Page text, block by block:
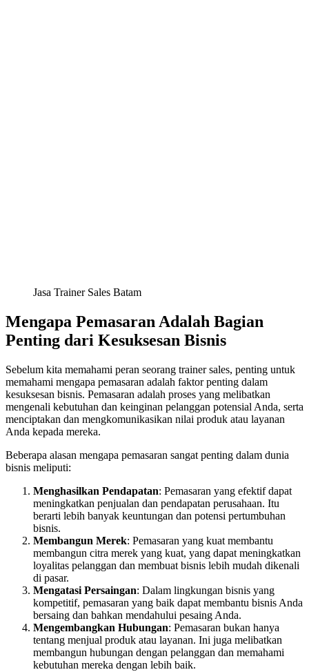
Jasa Trainer Sales Batam
Mengapa Pemasaran Adalah Bagian
Penting dari Kesuksesan Bisnis
Sebelum kita memahami peran seorang trainer sales, penting untuk
memahami mengapa pemasaran adalah faktor penting dalam
kesuksesan bisnis. Pemasaran adalah proses yang melibatkan
mengenali kebutuhan dan keinginan pelanggan potensial Anda, serta
menciptakan dan mengkomunikasikan nilai produk atau layanan
Anda kepada mereka.
Beberapa alasan mengapa pemasaran sangat penting dalam dunia
bisnis meliputi:
Menghasilkan Pendapatan: Pemasaran yang efektif dapat
meningkatkan penjualan dan pendapatan perusahaan. Itu
berarti lebih banyak keuntungan dan potensi pertumbuhan
bisnis.
Membangun Merek: Pemasaran yang kuat membantu
membangun citra merek yang kuat, yang dapat meningkatkan
loyalitas pelanggan dan membuat bisnis lebih mudah dikenali
di pasar.
Mengatasi Persaingan: Dalam lingkungan bisnis yang
kompetitif, pemasaran yang baik dapat membantu bisnis Anda
bersaing dan bahkan mendahului pesaing Anda.
Mengembangkan Hubungan: Pemasaran bukan hanya
tentang menjual produk atau layanan. Ini juga melibatkan
membangun hubungan dengan pelanggan dan memahami
kebutuhan mereka dengan lebih baik.